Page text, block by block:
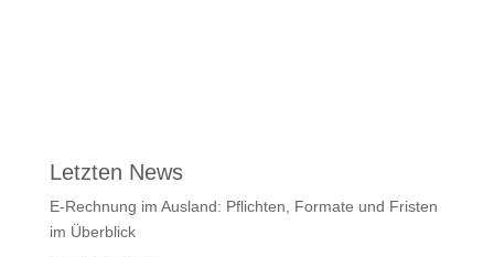
Letzten News
E-Rechnung im Ausland: Pflichten, Formate und Fristen
im Überblick